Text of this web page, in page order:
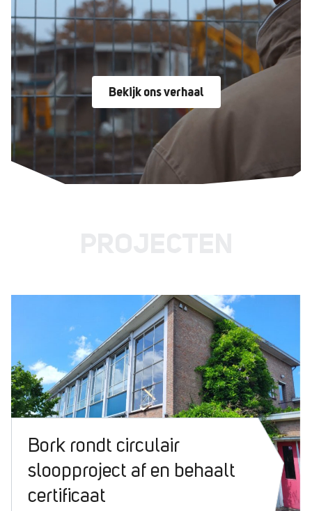
Bekijk ons verhaal
Bork rondt circulair
sloopproject af en behaalt
certificaat